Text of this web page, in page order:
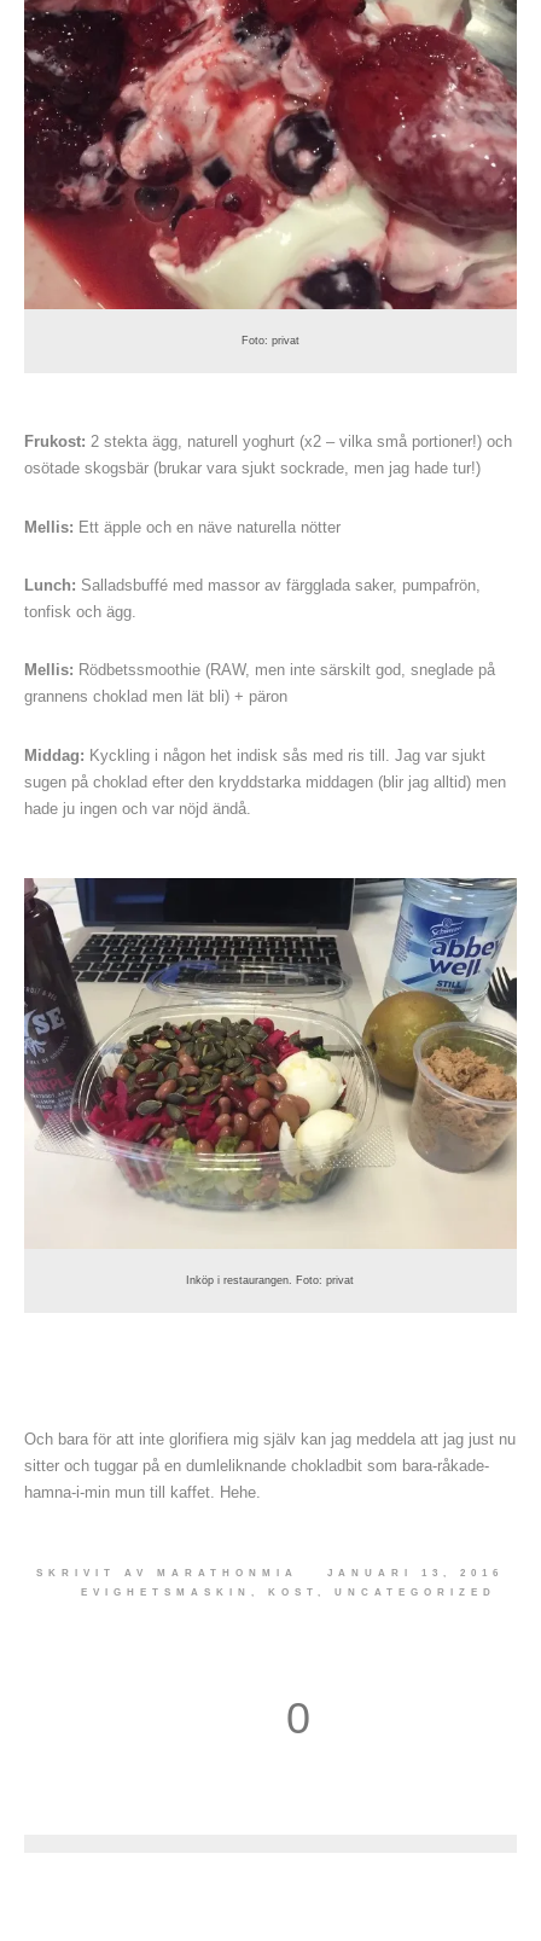
Foto: privat
Frukost: 2 stekta ägg, naturell yoghurt (x2 – vilka små portioner!) och
osötade skogsbär (brukar vara sjukt sockrade, men jag hade tur!)
Mellis: Ett äpple och en näve naturella nötter
Lunch: Salladsbuffé med massor av färgglada saker, pumpafrön,
tonfisk och ägg.
Mellis: Rödbetssmoothie (RAW, men inte särskilt god, sneglade på
grannens choklad men lät bli) + päron
Middag: Kyckling i någon het indisk sås med ris till. Jag var sjukt
sugen på choklad efter den kryddstarka middagen (blir jag alltid) men
hade ju ingen och var nöjd ändå.
Inköp i restaurangen. Foto: privat
Och bara för att inte glorifiera mig själv kan jag meddela att jag just nu
sitter och tuggar på en dumleliknande chokladbit som bara-råkade-
hamna-i-min mun till kaffet. Hehe.
SKRIVIT AV MARATHONMIA
JANUARI 13, 2016
EVIGHETSMASKIN
KOST UNCATEGORIZED
0